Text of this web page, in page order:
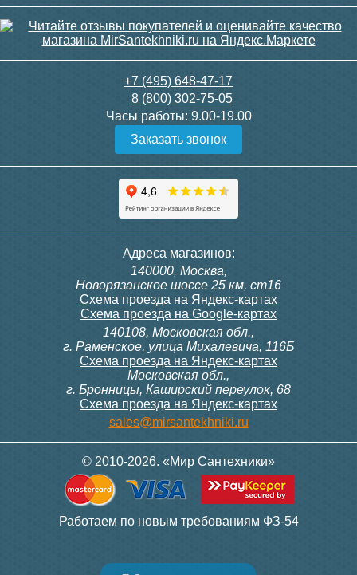
+7 (495) 648-47-17
8 (800) 302-75-05
Часы работы: 9.00-19.00
Заказать звонок
Адреса магазинов:
140000, Москва,
Новорязанское шоссе 25 км, ст16
Схема проезда на Яндекс-картах
Схема проезда на Google-картах
140108, Московская обл.,
г. Раменское, улица Михалевича, 116Б
Схема проезда на Яндекс-картах
Московская обл.,
г. Бронницы, Каширский переулок, 68
Схема проезда на Яндекс-картах
sales@mirsantekhniki.ru
© 2010-2026. «Мир Сантехники»
Работаем по новым требованиям ФЗ-54